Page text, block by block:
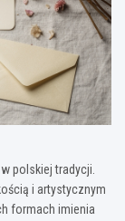
polskiej tradycji.
i artystycznym
formach imienia